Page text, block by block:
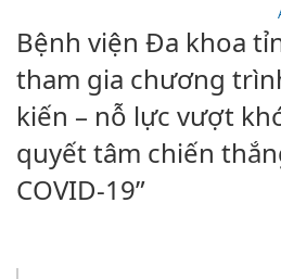
Bệnh viện Đa khoa
tham gia chương
kiến – nỗ lực vượt
quyết tâm chiến
COVID-19”